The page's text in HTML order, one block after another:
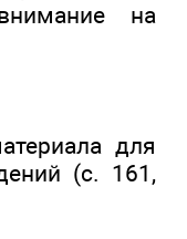
на
для
(с. 161,